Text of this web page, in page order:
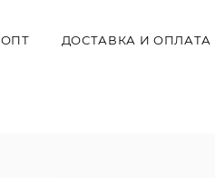
ОПТ ДОСТАВКА И ОПЛАТА